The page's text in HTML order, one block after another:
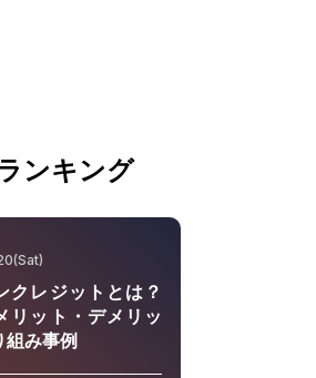
ンキング
クレジットとは？
リット・デメリッ
組み事例